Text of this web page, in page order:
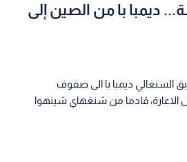
ديمبا با من الصين إلى
السنغالي ديمبا با الى صفوف
الاعارة، قادما من شنغهاي شينهوا